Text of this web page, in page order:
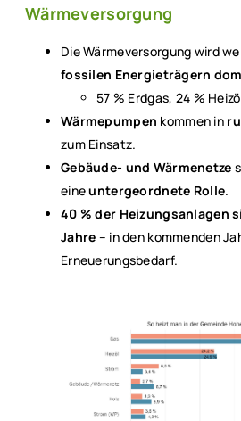
Wärmeversorgung
Die Wärmeversorgung wird
fossilen Energieträgern
57 % Erdgas, 24 %
Wärmepumpen kommen in
zum Einsatz.
Gebäude- und Wärmenetze
eineuntergeordnete Rolle.
40 % der Heizungsanlagen
Jahre – in den kommenden
Erneuerungsbedarf.